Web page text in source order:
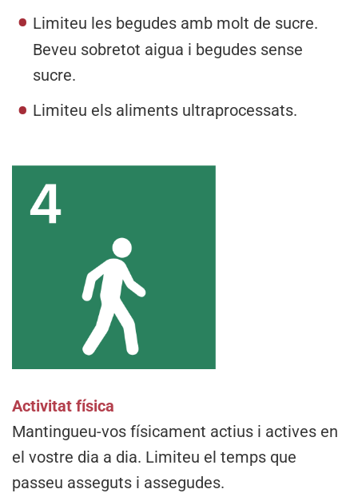
Limiteu les begudes amb molt de sucre.
Beveu sobretot aigua i begudes sense
sucre.
Limiteu els aliments ultraprocessats.
Activitat física
Mantingueu-vos físicament actius i actives en
el vostre dia a dia. Limiteu el temps que
passeu asseguts i assegudes.